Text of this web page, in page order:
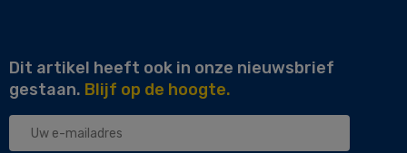
Dit artikel heeft ook in onze nieuwsbrief
gestaan. Blijf op de hoogte.
Uw